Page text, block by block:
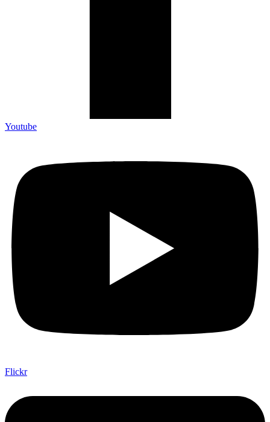
Youtube
Flickr